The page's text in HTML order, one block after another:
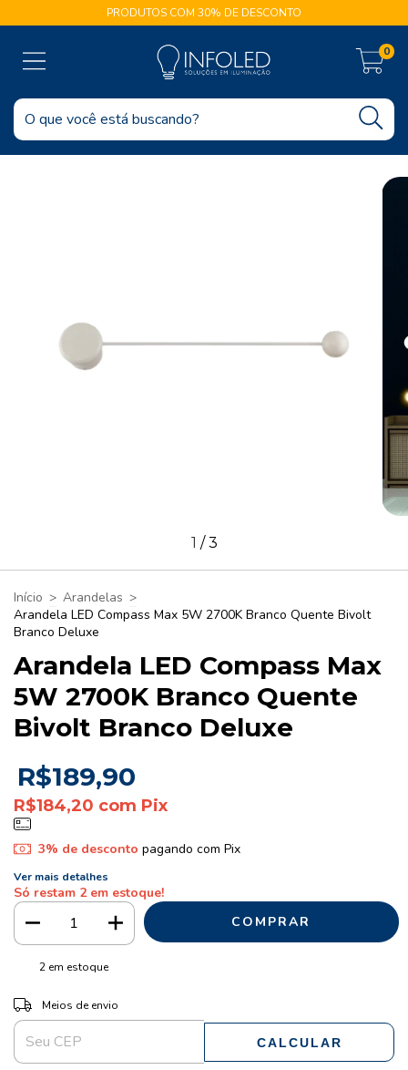
PRODUTOS COM 30% DE DESCONTO
0
1 /3
Início > Arandelas >
Arandela LED Compass Max 5W 2700K Branco Quente Bivolt
Branco Deluxe
Arandela LED Compass Max
5W 2700K Branco Quente
Bivolt Branco Deluxe
R$189,90
R$184,20 com Pix
3% de desconto pagando com Pix
Ver mais detalhes
Só restam 2em estoque!
2 em estoque
Entregas para o CEP:
Meios de envio
CALCULAR